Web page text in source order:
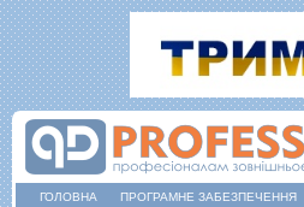
ГОЛОВНА ПРОГРАМНЕ ЗАБЕЗПЕЧЕННЯ